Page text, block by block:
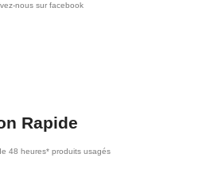
nous sur facebook
Rapide
48 heures* produits usagés